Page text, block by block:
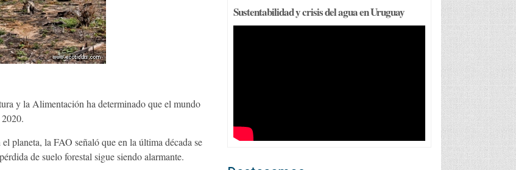
y la Alimentación ha determinado que el mundo
planeta, la FAO señaló que en la última década se
de suelo forestal sigue siendo alarmante.
Sustentabilidad y crisis del agua en Uruguay